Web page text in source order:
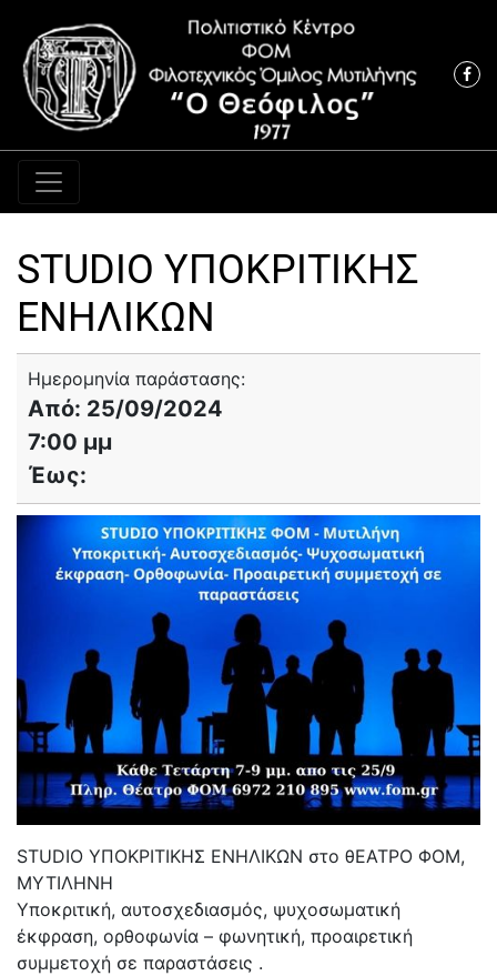
Κύρια πλοήγηση
STUDIO ΥΠΟΚΡΙΤΙΚΗΣ
ΕΝΗΛΙΚΩΝ
Ημερομηνία παράστασης:
Από: 25/09/2024
7:00 μμ
Έως:
STUDIO ΥΠΟΚΡΙΤΙΚΗΣ ΕΝΗΛΙΚΩΝ στο θΕΑΤΡΟ ΦΟΜ,
ΜΥΤΙΛΗΝΗ
Υποκριτική, αυτοσχεδιασμός, ψυχοσωματική
έκφραση, ορθοφωνία – φωνητική, προαιρετική
συμμετοχή σε παραστάσεις .